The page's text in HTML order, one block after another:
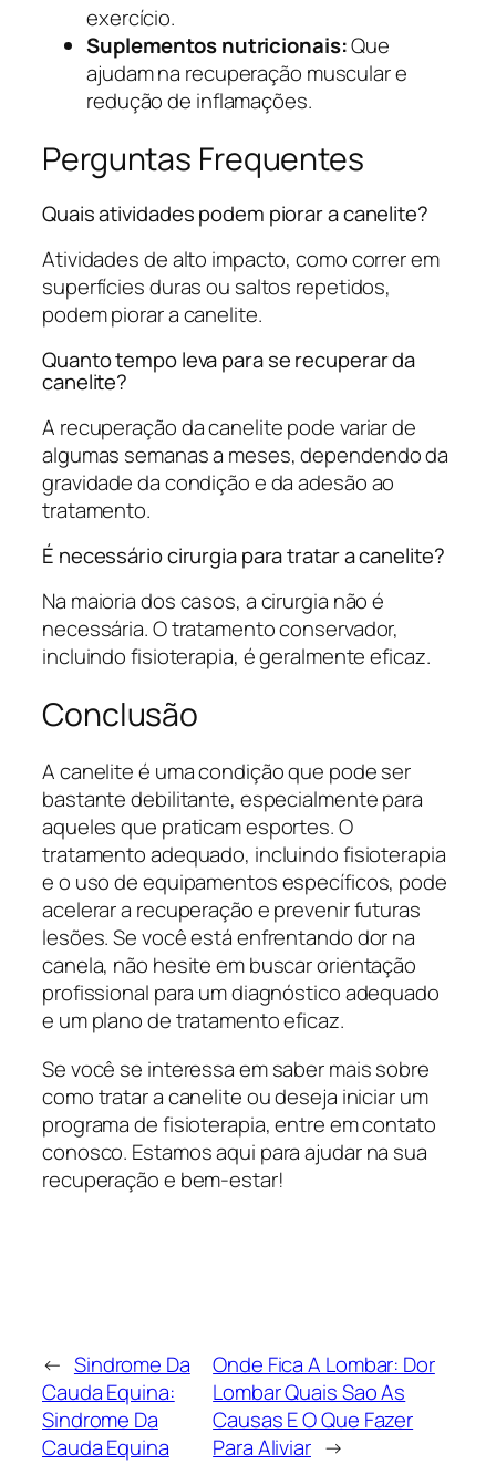
exercício.
Suplementos nutricionais:Que
ajudam na recuperação muscular e
redução de inflamações.
Perguntas Frequentes
Quais atividades podem piorar a canelite?
Atividades de alto impacto, como correr em
superfícies duras ou saltos repetidos,
podem piorar a canelite.
Quanto tempo leva para se recuperar da
canelite?
A recuperação da canelite pode variar de
algumas semanas a meses, dependendo da
gravidade da condição e da adesão ao
tratamento.
É necessário cirurgia para tratar a canelite?
Na maioria dos casos, a cirurgia não é
necessária. O tratamento conservador,
incluindo fisioterapia, é geralmente eficaz.
Conclusão
A canelite é uma condição que pode ser
bastante debilitante, especialmente para
aqueles que praticam esportes. O
tratamento adequado, incluindo fisioterapia
e o uso de equipamentos específicos, pode
acelerar a recuperação e prevenir futuras
lesões. Se você está enfrentando dor na
canela, não hesite em buscar orientação
profissional para um diagnóstico adequado
e um plano de tratamento eficaz.
Se você se interessa em saber mais sobre
como tratar a canelite ou deseja iniciar um
programa de fisioterapia, entre em contato
conosco. Estamos aqui para ajudar na sua
recuperação e bem-estar!
← Sindrome Da
Cauda Equina:
Sindrome Da
Cauda Equina
Onde Fica A Lombar: Dor
Lombar Quais Sao As
Causas E O Que Fazer
Para Aliviar →